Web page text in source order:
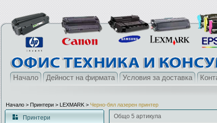
Начало Дейност на фирмата Условия за доставка
Начало > Принтери > LEXMARK > Черно-бял лазерен принтер
Принтери
Общо 5 артикула